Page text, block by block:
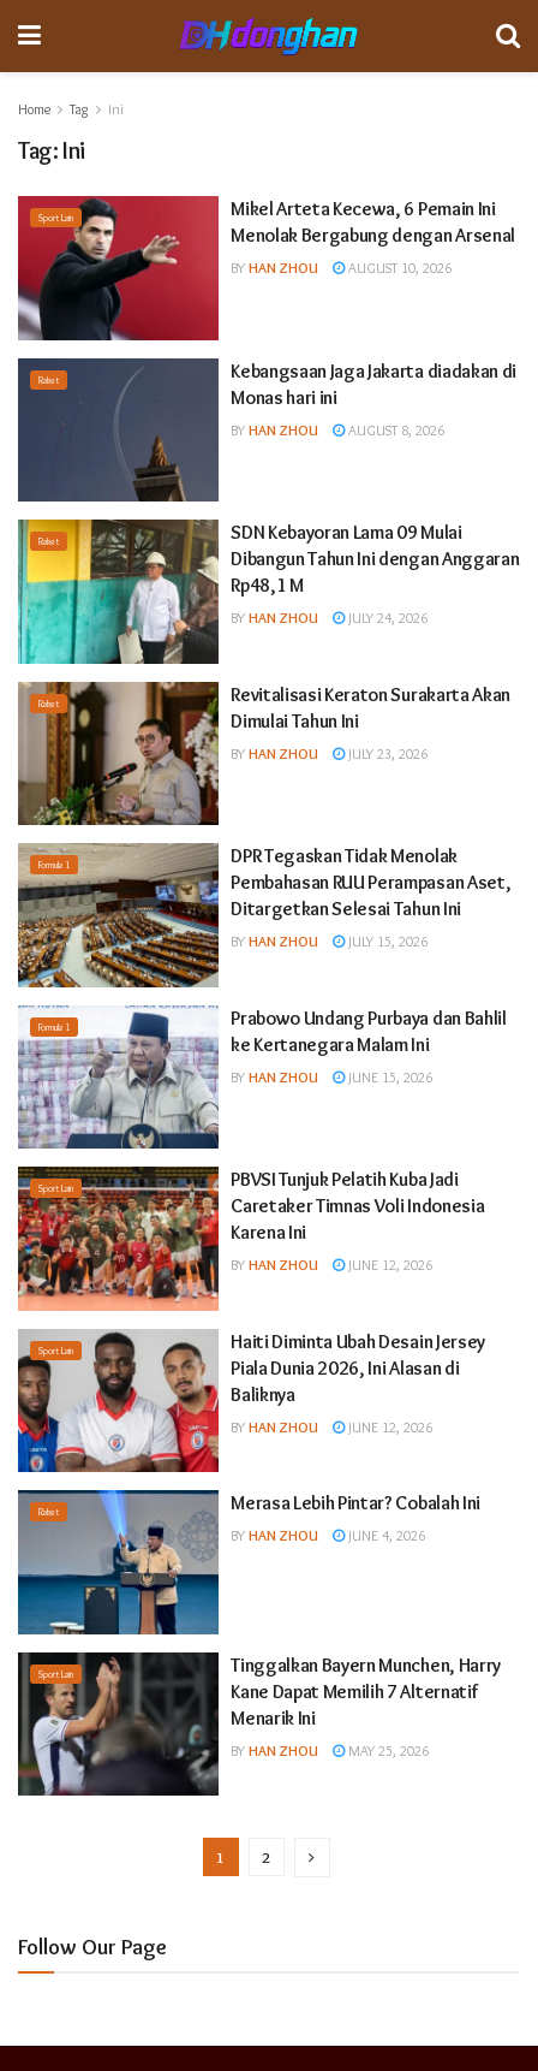
Home Tag Ini
Tag: Ini
Sport Lain
Mikel Arteta Kecewa, 6 Pemain Ini
Menolak Bergabung dengan Arsenal
BY HAN ZHOU AUGUST 10, 2026
Raket
Kebangsaan Jaga Jakarta diadakan di
Monas hari ini
BY HAN ZHOU AUGUST 8, 2026
Raket
SDN Kebayoran Lama 09 Mulai
Dibangun Tahun Ini dengan Anggaran
Rp48,1 M
BY HAN ZHOU JULY 24, 2026
Raket
Revitalisasi Keraton Surakarta Akan
Dimulai Tahun Ini
BY HAN ZHOU JULY 23, 2026
Formula 1
DPR Tegaskan Tidak Menolak
Pembahasan RUU Perampasan Aset,
Ditargetkan Selesai Tahun Ini
BY HAN ZHOU JULY 15, 2026
Formula 1
Prabowo Undang Purbaya dan Bahlil
ke Kertanegara Malam Ini
BY HAN ZHOU JUNE 15, 2026
Sport Lain
PBVSI Tunjuk Pelatih Kuba Jadi
Caretaker Timnas Voli Indonesia
Karena Ini
BY HAN ZHOU JUNE 12, 2026
Sport Lain
Haiti Diminta Ubah Desain Jersey
Piala Dunia 2026, Ini Alasan di
Baliknya
BY HAN ZHOU JUNE 12, 2026
Raket Merasa Lebih Pintar? Cobalah Ini
BY HAN ZHOU JUNE 4, 2026
Sport Lain
Tinggalkan Bayern Munchen, Harry
Kane Dapat Memilih 7 Alternatif
Menarik Ini
BY HAN ZHOU MAY 25, 2026
1 2
Follow Our Page